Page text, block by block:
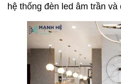
hệ thống đèn led âm trần và